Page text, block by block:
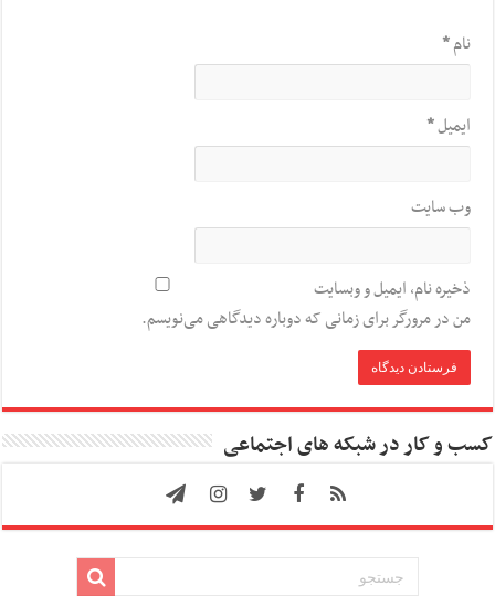
نام*
ایمیل*
وب‌ سایت
ذخیره نام، ایمیل و وبسایت
من در مرورگر برای زمانی که دوباره دیدگاهی می‌نویسم.
کسب و کار در شبکه های اجتماعی